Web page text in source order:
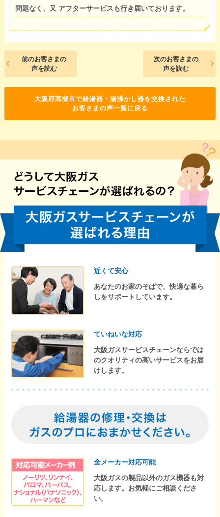
問題なく、又 アフターサービスも行き届いております。
前のお客さまの
声を読む
次のお客さまの
声を読む
大阪府高槻市で給湯器・湯沸かし器を交換された
お客さまの声一覧に戻る
近くて安心
あなたのお家のそばで、快適な暮ら
しをサポートしています。
ていねいな対応
大阪ガスサービスチェーンならでは
のクオリティの高いサービスをお届
けします。
全メーカー対応可能
大阪ガスの製品以外のガス機器も対
応します。お気軽にご相談くださ
い。